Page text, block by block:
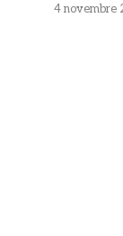
4 novembre